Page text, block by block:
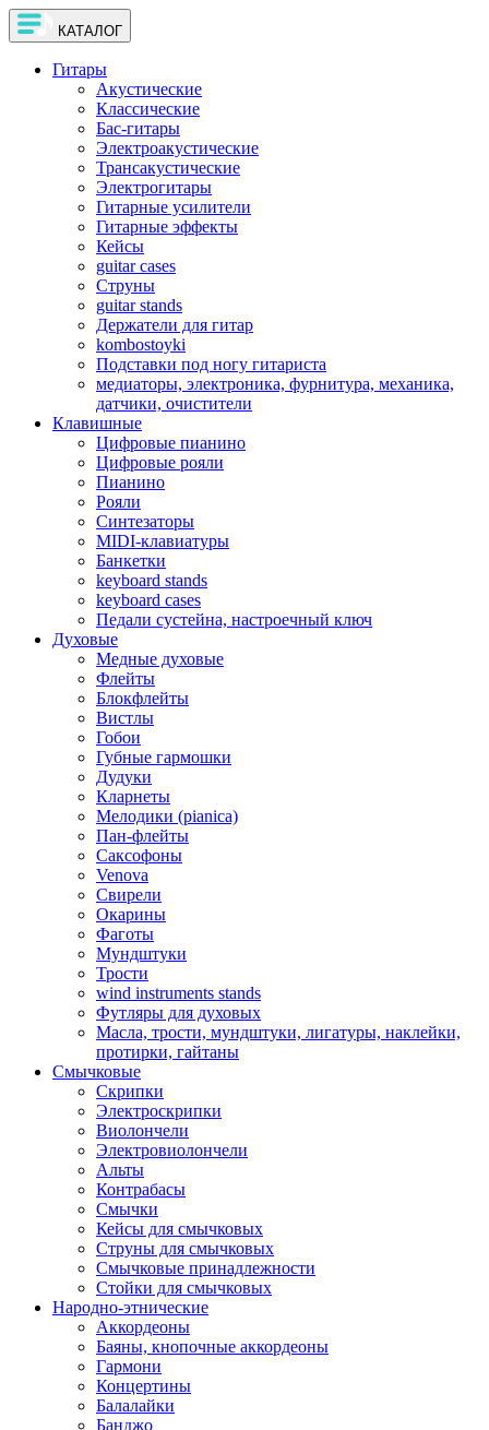
КАТАЛОГ
Гитары
Акустические
Классические
Бас-гитары
Электроакустические
Трансакустические
Электрогитары
Гитарные усилители
Гитарные эффекты
Кейсы
guitar cases
Струны
guitar stands
Держатели для гитар
kombostoyki
Подставки под ногу гитариста
медиаторы, электроника, фурнитура, механика,
датчики, очистители
Клавишные
Цифровые пианино
Цифровые рояли
Пианино
Рояли
Синтезаторы
MIDI-клавиатуры
Банкетки
keyboard stands
keyboard cases
Педали сустейна, настроечный ключ
Духовые
Медные духовые
Флейты
Блокфлейты
Вистлы
Гобои
Губные гармошки
Дудуки
Кларнеты
Мелодики (pianica)
Пан-флейты
Саксофоны
Venova
Свирели
Окарины
Фаготы
Мундштуки
Трости
wind instruments stands
Футляры для духовых
Масла, трости, мундштуки, лигатуры, наклейки,
протирки, гайтаны
Смычковые
Скрипки
Электроскрипки
Виолончели
Электровиолончели
Альты
Контрабасы
Смычки
Кейсы для смычковых
Струны для смычковых
Смычковые принадлежности
Стойки для смычковых
Народно-этнические
Аккордеоны
Баяны, кнопочные аккордеоны
Гармони
Концертины
Балалайки
Банджо